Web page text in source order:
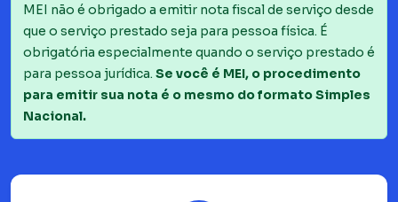
MEI não é obrigado a emitir nota fiscal de serviço desde
que o serviço prestado seja para pessoa física. É
obrigatória especialmente quando o serviço prestado é
para pessoa jurídica. Se você é MEI, o procedimento
para emitir sua nota é o mesmo do formato Simples
Nacional.